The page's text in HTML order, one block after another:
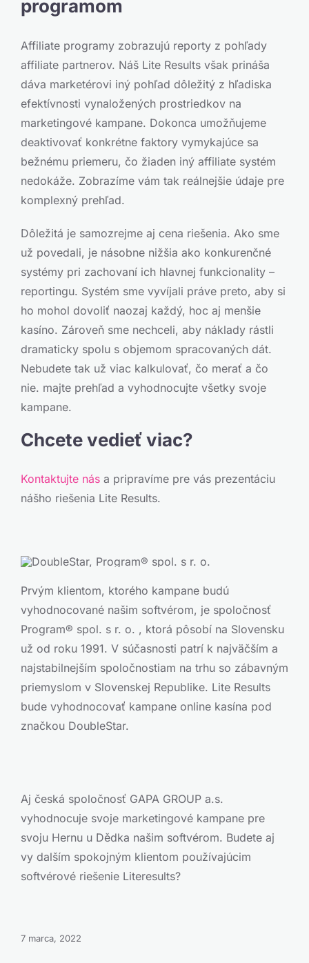
programom
Affiliate programy zobrazujú reporty z pohľady
affiliate partnerov. Náš Lite Results však prináša
dáva marketérovi iný pohľad dôležitý z hľadiska
efektívnosti vynaložených prostriedkov na
marketingové kampane. Dokonca umožňujeme
deaktivovať konkrétne faktory vymykajúce sa
bežnému priemeru, čo žiaden iný affiliate systém
nedokáže. Zobrazíme vám tak reálnejšie údaje pre
komplexný prehľad.
Dôležitá je samozrejme aj cena riešenia. Ako sme
už povedali, je násobne nižšia ako konkurenčné
systémy pri zachovaní ich hlavnej funkcionality –
reportingu. Systém sme vyvíjali práve preto, aby si
ho mohol dovoliť naozaj každý, hoc aj menšie
kasíno. Zároveň sme nechceli, aby náklady rástli
dramaticky spolu s objemom spracovaných dát.
Nebudete tak už viac kalkulovať, čo merať a čo
nie. majte prehľad a vyhodnocujte všetky svoje
kampane.
Chcete vedieť viac?
Kontaktujte nása pripravíme pre vás prezentáciu
nášho riešenia Lite Results.
Prvým klientom, ktorého kampane budú
vyhodnocované našim softvérom, je spoločnosť
Program® spol. s r. o. , ktorá pôsobí na Slovensku
už od roku 1991. V súčasnosti patrí k najväčším a
najstabilnejším spoločnostiam na trhu so zábavným
priemyslom v Slovenskej Republike. Lite Results
bude vyhodnocovať kampane online kasína pod
značkou DoubleStar.
Aj česká spoločnosť GAPA GROUP a.s.
vyhodnocuje svoje marketingové kampane pre
svoju Hernu u Dědka našim softvérom. Budete aj
vy dalším spokojným klientom používajúcim
softvérové riešenie Literesults?
7 marca, 2022